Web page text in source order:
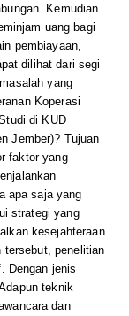
Kemudian
uang bagi
pembiayaan,
dilihat dari segi
yang
Koperasi
di KUD
Jember)? Tujuan
faktor yang
apa saja yang
strategi yang
kesejahteraan
tersebut, penelitian
Dengan jenis
teknik
dan